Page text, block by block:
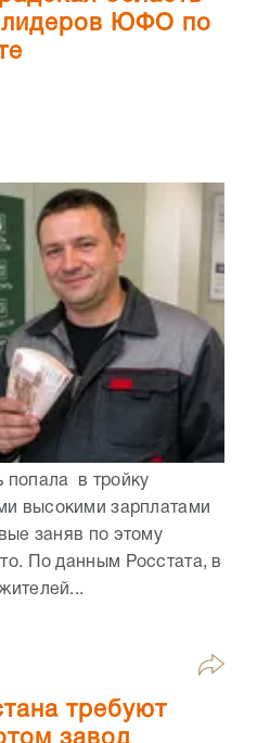
лидеров ЮФО по
попала в тройку
высокими зарплатами
заняв по этому
По данным Росстата, в
требуют